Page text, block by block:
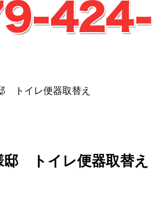
トイレ便器取替え
トイレ便器取替え